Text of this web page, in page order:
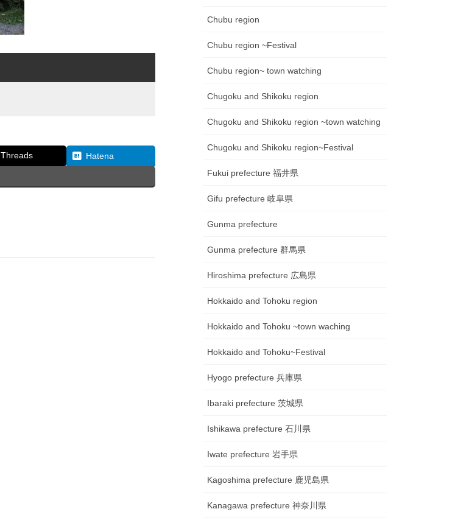
Threads Hatena
Chubu region
Chubu region ~Festival
Chubu region~ town watching
Chugoku and Shikoku region
Chugoku and Shikoku region ~town watching
Chugoku and Shikoku region~Festival
Fukui prefecture 福井県
Gifu prefecture 岐阜県
Gunma prefecture
Gunma prefecture 群馬県
Hiroshima prefecture 広島県
Hokkaido and Tohoku region
Hokkaido and Tohoku ~town waching
Hokkaido and Tohoku~Festival
Hyogo prefecture 兵庫県
Ibaraki prefecture 茨城県
Ishikawa prefecture 石川県
Iwate prefecture 岩手県
Kagoshima prefecture 鹿児島県
Kanagawa prefecture 神奈川県